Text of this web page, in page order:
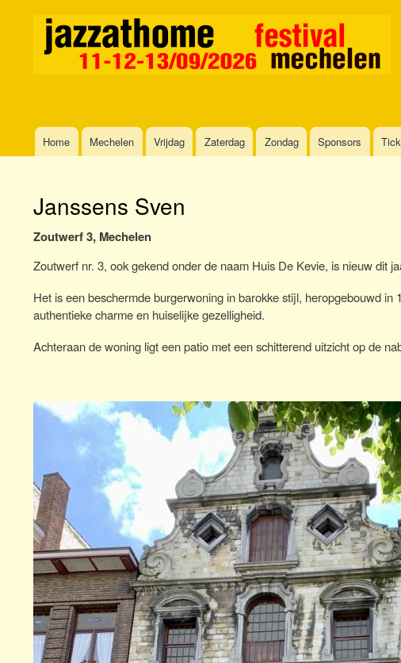
MainHome Mechelen Vrijdag Zaterdag Zondag Sponsors
Janssens Sven
Zoutwerf 3, Mechelen
Zoutwerf nr. 3, ook gekend onder de naam Huis De Kevie, is nieuw dit
Het is een beschermde burgerwoning in barokke stijl, heropgebouwd
authentieke charme en huiselijke gezelligheid.
Achteraan de woning ligt een patio met een schitterend uitzicht op de